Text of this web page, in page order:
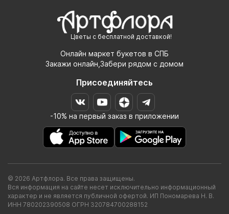
Цветы с бесплатной доставкой!
Онлайн маркет букетов в СПБ
Закажи онлайн,Забери рядом с домом
Присоединяйтесь
-10% на первый заказ в приложении
© 2026 Артфлора. Все права защищены.
Вся информация на сайте несет исключительно информационный
характер и не является публичной офертой. ИП Пономарева Н. В.
ИНН 780202390508 ОГРН 320784700288152